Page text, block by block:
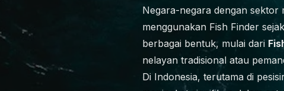
Negara-negara dengan sektor
menggunakan Fish Finder
berbagai bentuk, mulai dari
nelayan tradisional atau
Di Indonesia, terutama di